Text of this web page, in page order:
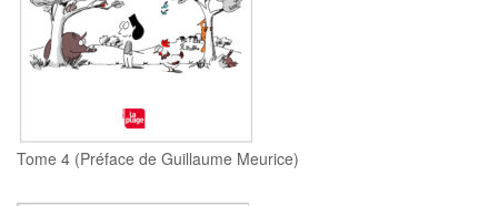
Tome 4 (Préface de Guillaume Meurice)